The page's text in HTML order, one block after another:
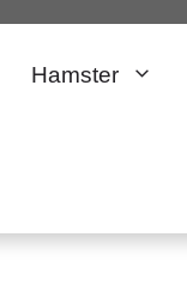
Hamster